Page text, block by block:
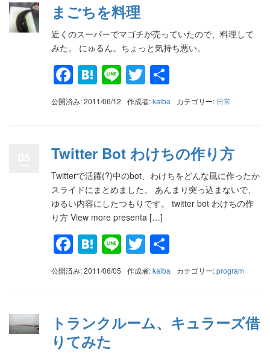
まごちを料理
近くのスーパーでマゴチが売っていたので、料理して
みた。 にゅるん。ちょっと気持ち悪い。
Facebook
Hatena
LineTwitter
有
公開済み: 2011/06/12 作成者:kaiba カテゴリー: 日常
Twitter Bot わけちの作り方
Twitterで活躍(?)中のbot、わけちをどんな風に作ったか
スライドにまとめました。 あんまり突っ込まないで、
ゆるい内容にしたつもりです。 twitter bot わけちの作
り方 View more presenta […]
Facebook
Hatena
LineTwitter
有
公開済み: 2011/06/05 作成者:kaiba カテゴリー:program
トランクルーム、キュラーズ借
りてみた